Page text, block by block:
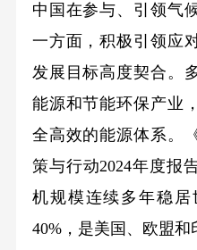
中国在参与、引领气
一方面，积极引领应
发展目标高度契合。
能源和节能环保产业
全高效的能源体系。
策与行动2024年度报
机规模连续多年稳
40%，是美国、欧盟